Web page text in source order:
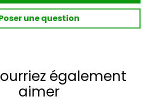
une question
également
aimer